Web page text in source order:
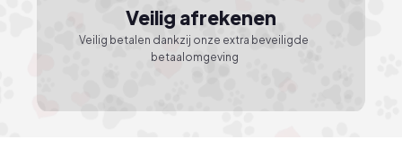
Veilig afrekenen
Veilig betalen dankzij onze extra beveiligde
betaalomgeving